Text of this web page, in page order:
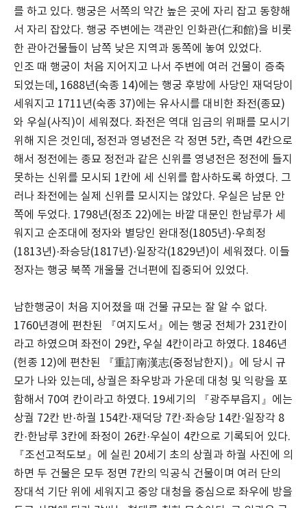
를 하고 있다. 행궁은 서쪽의 약간 높은 곳에 자리 잡고 동향해
서 자리 잡았다. 행궁 주변에는 객관인 인화관(仁和館)을 비롯
한 관아건물들이 남쪽 낮은 지역과 동쪽에 놓여 있었다.
인조 때 행궁이 처음 지어지고 나서 주변에 여러 건물이 증축
되었는데, 1688년(숙종 14)에는 행궁 후방에 사당인 재덕당이
세워지고 1711년(숙종 37)에는 유사시를 대비한 좌전(종묘)
와 우실(사직)이 세워졌다. 좌전은 역대 임금의 위패를 모시기
위해 지은 것인데, 정전과 영녕전은 각 정면 5칸, 측면 4칸으로
해서 정전에는 종묘 정전과 같은 신위를 영녕전은 정전에 들지
못하는 신위를 모시되 1칸에 세 신위를 합사하도록 하였다. 그
러나 좌전에는 실제 신위를 모시지는 않았다. 우실은 남문 안
쪽에 두었다. 1798년(정조 22)에는 바깥 대문인 한남루가 세
워지고 순조대에 정자와 별당인 완대정(1805년)·우희정
(1813년)·좌승당(1817년)·일장각(1829년)이 세워졌다. 이들
정자는 행궁 북쪽 개울물 건너편에 집중되어 있었다.
남한행궁이 처음 지어졌을 때 건물 규모는 잘 알 수 없다.
1760년경에 편찬된 『여지도서』에는 행궁 전체가 231칸이
라고 하였으며 좌전이 29칸, 우실 4칸이라고 하였다. 1846년
(헌종 12)에 편찬된 『重訂南漢志(중정남한지)』에 당시 규
모가 나와 있는데, 상궐은 좌우방과 가운데 대청 및 익랑을 포
함해서 70여 칸이라고 하였다. 19세기의 『광주부읍지』에는
상궐 72칸 반·하궐 154칸·재덕당 7칸·좌승당 14칸·일장각 8
칸·한남루 3칸에 좌정이 26칸·우실이 4칸으로 기록되어 있다.
『조선고적도보』에 실린 20세기 초의 상궐과 하궐 사진에 의
하면 두 건물은 모두 정면 7칸의 익공식 건물이며 여러 단의
장대석 기단 위에 세워지고 중앙 대청을 중심으로 좌우에 방을